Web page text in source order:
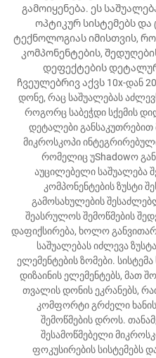
გამოიყენება. ეს
ოპტიკურ სისტემებს
ტექნოლოგიას იმისთვის,
კომპონენტების,
დეფექტების
ჩვეულებრივ აქვს 10x-დან
დონე, რაც საშუალებას
როგორც საბეჭდი სქემის
დეტალები
მიკროსკოპი ინტეგრირებული
რომელიც უShadowო
აუცილებელი საშუალება
კომპონენტების ზუსტი
გამოსახულების
შეასრულოს შემოწმების
დაფიქსირება, ხოლო
საშუალებას იძლევა
ელემენტების ზომები.
დიზაინის ელემენტებს, მათ
თვალის დონის ეკრანებს,
კომფორტი გრძელი
შემოწმების დროს.
შესამოწმებელი
ფოკუსირების სისტემებს